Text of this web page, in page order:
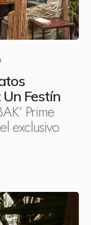
Un Festín
Prime
exclusivo